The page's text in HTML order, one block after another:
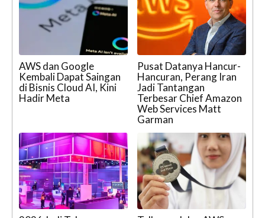
AWS dan Google
Kembali Dapat Saingan
di Bisnis Cloud AI, Kini
Hadir Meta
Pusat Datanya Hancur-
Hancuran, Perang Iran
Jadi Tantangan
Terbesar Chief Amazon
Web Services Matt
Garman